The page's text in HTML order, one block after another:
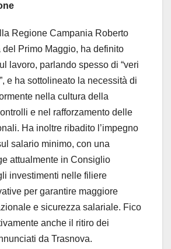
Regione Campania Roberto
Primo Maggio, ha definito
lavoro, parlando spesso di “veri
e ha sottolineato la necessità di
nella cultura della
e nel rafforzamento delle
Ha inoltre ribadito l’impegno
salario minimo, con una
attualmente in Consiglio
investimenti nelle filiere
per garantire maggiore
e sicurezza salariale. Fico
anche il ritiro dei
da Trasnova.